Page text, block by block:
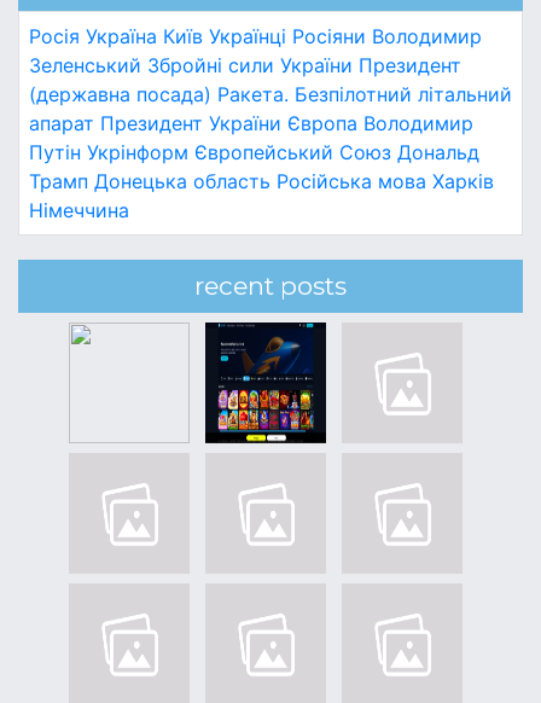
Росія Україна Київ Українці Росіяни Володимир
Зеленський Збройні сили України Президент
(державна посада) Ракета. Безпілотний літальний
апарат Президент України Європа Володимир
Путін Укрінформ Європейський Союз Дональд
Трамп Донецька область Російська мова Харків
Німеччина
recent posts